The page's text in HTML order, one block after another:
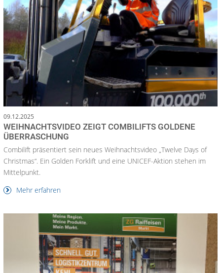
09.12.2025
WEIHNACHTSVIDEO ZEIGT COMBILIFTS GOLDENE
ÜBERRASCHUNG
Combilift präsentiert sein neues Weihnachtsvideo „Twelve Days of
Christmas“. Ein Golden Forklift und eine UNICEF-Aktion stehen im
Mittelpunkt.
Mehr erfahren